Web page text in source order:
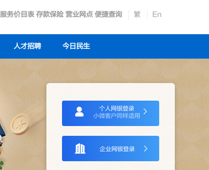
服务价目表 存款保险 营业网点 便捷查询 繁 En
人才招聘 今日民生
个人网银登录
小微客户同样适用
企业网银登录